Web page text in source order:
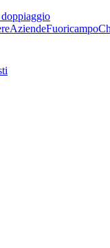
AziendeFuoricampo